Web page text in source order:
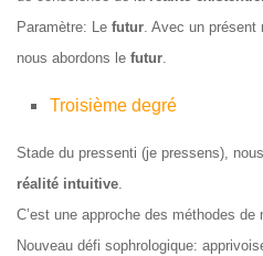
Paramètre: Le futur . Avec un
nous abordons le futur
Troisième degré
Stade du pressenti (je pressens),
réalité intuitive.
C’est une approche des méthodes de
Nouveau défi sophrologique: